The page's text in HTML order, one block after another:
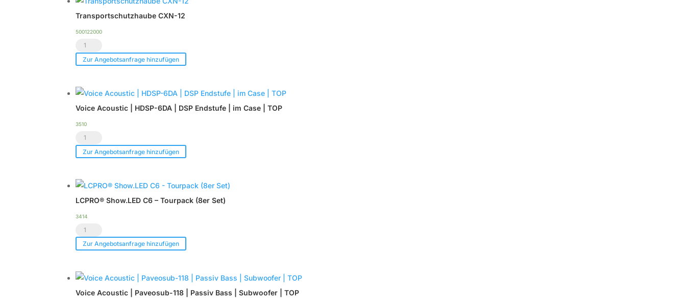
bis
zu
2
CXN-
Menge
Transportschutzhaube CXN-12
500122000
Transportschutzhaube
CXN-
Zur Angebotsanfrage hinzufügen
Voice Acoustic | HDSP-6DA | DSP Endstufe | im Case | TOP
3510
Voice
Acoustic
6DA
|
DSP
Endstufe
|
TOP
Zur Angebotsanfrage hinzufügen
LCPRO® Show.LED C6 – Tourpack (8er Set)
3414
LCPRO®
Show.LED
Tourpack
(8er
Zur Angebotsanfrage hinzufügen
Voice Acoustic | Paveosub-118 | Passiv Bass | Subwoofer | TOP